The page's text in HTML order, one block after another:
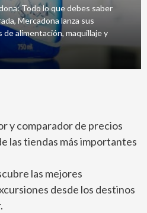
Todo lo que debes saber
Mercadona lanza sus
alimentación, maquillaje y
y comparador de precios
las tiendas más importantes
las mejores
desde los destinos